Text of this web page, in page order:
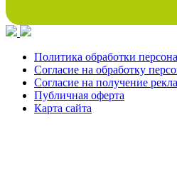
Политика обработки
Согласие на обработку
Согласие на получение
Публичная оферта
Карта сайта